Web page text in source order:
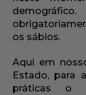
os sábios.
Aqui em
Estado, para
práticas o